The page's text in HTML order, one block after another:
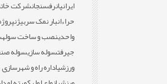
ایرانیانرفسنجانشرکت
حراءانبار نمک سربیژن
واحدینصب و ساخت سوله
جیرفتسوله سازیسوله
ورزشیاداره راه و